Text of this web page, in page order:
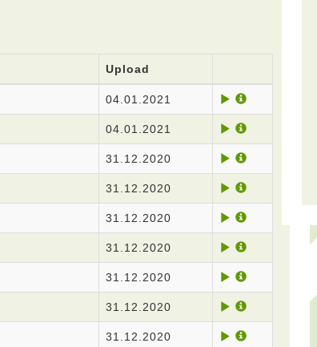
Upload
04.01.2021
04.01.2021
31.12.2020
31.12.2020
31.12.2020
31.12.2020
31.12.2020
31.12.2020
31.12.2020